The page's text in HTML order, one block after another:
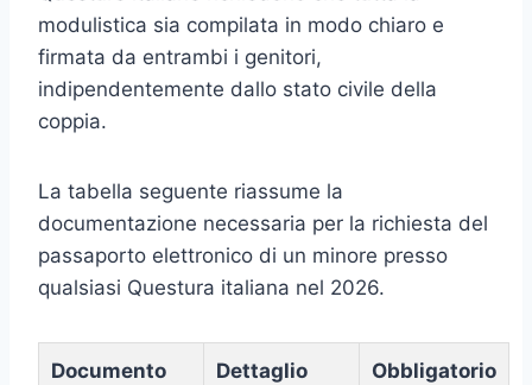
modulistica sia compilata in modo chiaro e
firmata da entrambi i genitori,
indipendentemente dallo stato civile della
coppia.
La tabella seguente riassume la
documentazione necessaria per la richiesta del
passaporto elettronico di un minore presso
qualsiasi Questura italiana nel 2026.
Documento Dettaglio Obbligatorio